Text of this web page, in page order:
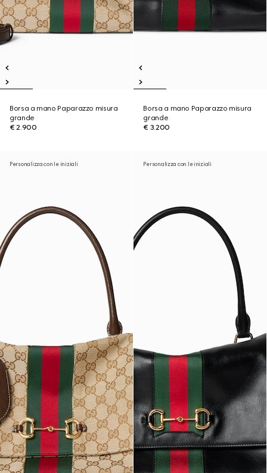
Borsa a mano Paparazzo misura
grande
€ 2.900
Borsa a mano Paparazzo misura
grande
€ 3.200
Personalizza con le iniziali Personalizza con le iniziali